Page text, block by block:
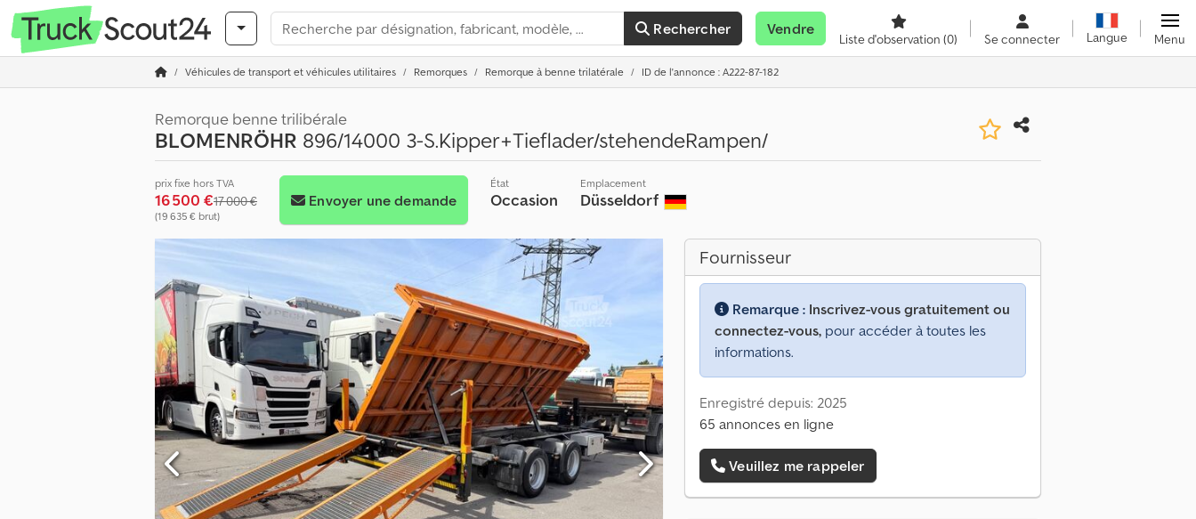
Rechercher Vendre
Liste d'observation (0) Se connecter Langue Menu
Véhicules de transport et véhicules utilitaires Remorques Remorque à benne trilatérale ID de l'annonce : A222-87-182
Remorque benne trilibérale
BLOMENRÖHR 896/14000 3-S.Kipper+Tieflader/stehendeRampen/
prix fixe hors TVA
16 500 €17 000 €
(19 635 € brut)
Envoyer une demande
État
Occasion
Emplacement
Düsseldorf
Fournisseur
Remarque : Inscrivez-vous gratuitement ou
connectez-vous, pour accéder à toutes les
informations.
Enregistré depuis: 2025
65 annonces en ligne
Veuillez me rappeler